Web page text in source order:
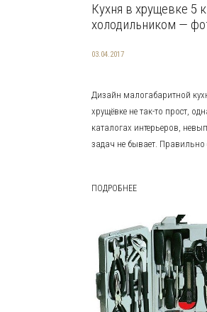
Кухня в хрущевке 5
холодильником —
03.04.2017
Дизайн малогабаритной
хрущёвке не так-то прост,
каталогах интерьеров,
задач не бывает.
ПОДРОБНЕЕ